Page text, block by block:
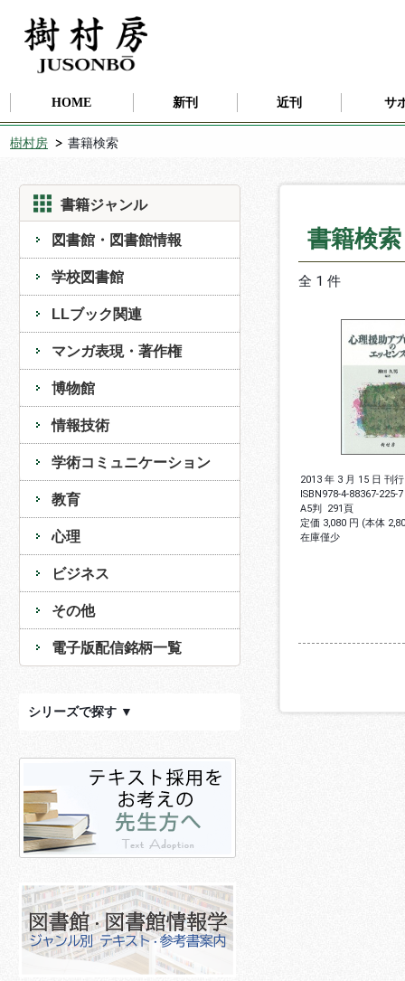
HOME 新刊 近刊 サ
樹村房 書籍検索
書籍ジャンル
図書館・図書館情報
学校図書館
LLブック関連
マンガ表現・著作権
博物館
情報技術
学術コミュニケーション
教育
心理
ビジネス
その他
電子版配信銘柄一覧
シリーズで探す ▼
書籍検
全 1 件
2013 年 3 月 15 日 刊行
ISBN978-4-88367-225-7
A5判 291頁
定価 3,080 円 (本体
在庫僅少